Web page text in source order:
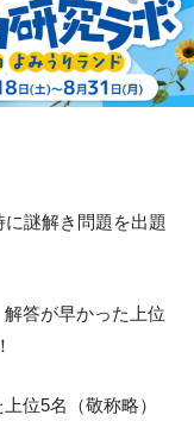
謎解き問題を出題
答が早かった上位
位5名（敬称略）